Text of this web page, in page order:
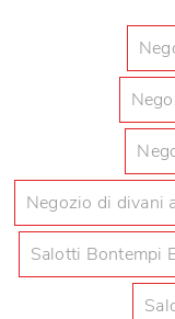
Negozio di divani
Salotti Bontempi